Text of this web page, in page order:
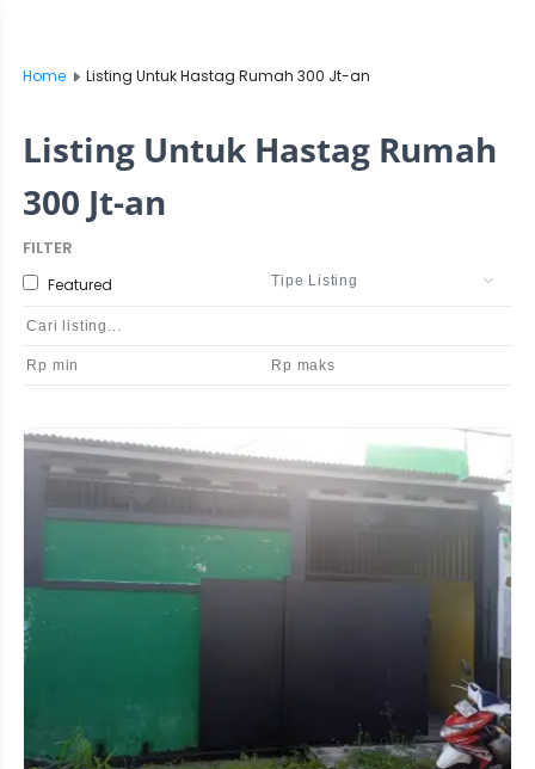
Home Listing Untuk Hastag Rumah 300 Jt-an
Listing Untuk Hastag Rumah
300 Jt-an
FILTER
Featured